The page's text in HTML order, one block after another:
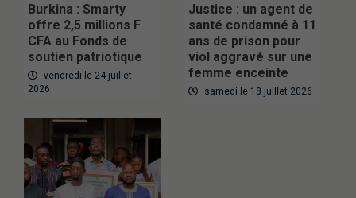
Burkina : Smarty
offre 2,5 millions F
CFA au Fonds de
soutien patriotique
vendredi le 24 juillet
2026
Justice : un agent de
santé condamné à 11
ans de prison pour
viol aggravé sur une
femme enceinte
samedi le 18 juillet 2026